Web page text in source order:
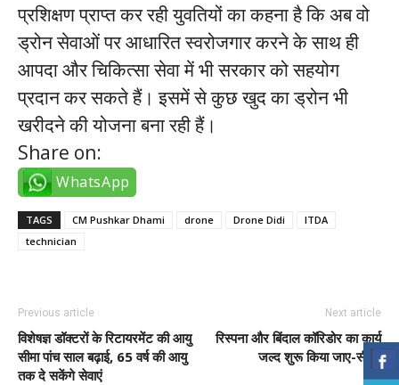
प्रशिक्षण प्राप्त कर रही युवतियों का कहना है कि अब वो
ड्रोन सेवाओं पर आधारित स्वरोजगार करने के साथ ही
आपदा और चिकित्सा सेवा में भी सरकार को सहयोग
प्रदान कर सकते हैं। इसमें से कुछ खुद का ड्रोन भी
खरीदने की योजना बना रही हैं।
Share on:
WhatsApp
TAGS CM Pushkar Dhami drone Drone Didi
ITDA
technician
Previous article
विशेषज्ञ डॉक्टरों के रिटायरमेंट की आयु
सीमा पांच साल बढ़ाई, 65 वर्ष की आयु
तक दे सकेंगे सेवाएं
Next article
रिस्पना और बिंदाल कॉरिडोर का कार्य
जल्द शुरू किया जाए-सीएम